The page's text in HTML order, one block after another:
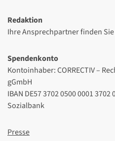
Redaktion
Ihre Ansprechpartner finden Sie
Spendenkonto
Kontoinhaber: CORRECTIV –
gGmbH
IBAN DE57 3702 0500 0001 3702
Sozialbank
Presse